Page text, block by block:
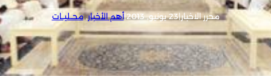
محرر الاخبار|23 يونيو, 2013 |أهم الأخبار, محــليــات